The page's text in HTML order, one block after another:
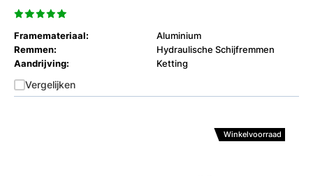
Framemateriaal:
Aluminium
Remmen:
Hydraulische Schijfremmen
Aandrijving:
Ketting
Vergelijken
Winkelvoorraad